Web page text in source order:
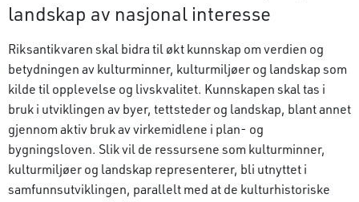
landskap av nasjonal interesse
Riksantikvaren skal bidra til økt kunnskap om verdien og
betydningen av kulturminner, kulturmiljøer og landskap som
kilde til opplevelse og livskvalitet. Kunnskapen skal tas i
bruk i utviklingen av byer, tettsteder og landskap, blant annet
gjennom aktiv bruk av virkemidlene i plan- og
bygningsloven. Slik vil de ressursene som kulturminner,
kulturmiljøer og landskap representerer, bli utnyttet i
samfunnsutviklingen, parallelt med at de kulturhistoriske